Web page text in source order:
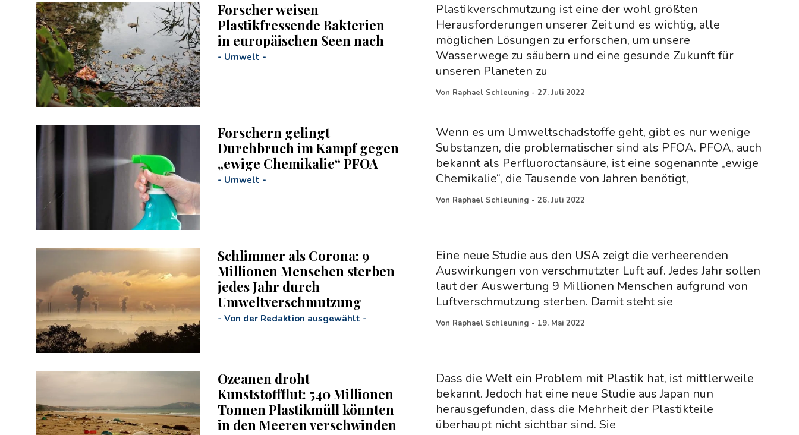
Forscher weisen
Plastikfressende Bakterien
in europäischen Seen nach
- Umwelt -
Plastikverschmutzung ist eine der wohl größten
Herausforderungen unserer Zeit und es wichtig, alle
möglichen Lösungen zu erforschen, um unsere
Wasserwege zu säubern und eine gesunde Zukunft für
unseren Planeten zu
Von Raphael Schleuning - 27. Juli 2022
Forschern gelingt
Durchbruch im Kampf gegen
„ewige Chemikalie“ PFOA
- Umwelt -
Wenn es um Umweltschadstoffe geht, gibt es nur wenige
Substanzen, die problematischer sind als PFOA. PFOA, auch
bekannt als Perfluoroctansäure, ist eine sogenannte „ewige
Chemikalie“, die Tausende von Jahren benötigt,
Von Raphael Schleuning - 26. Juli 2022
Schlimmer als Corona: 9
Millionen Menschen sterben
jedes Jahr durch
Umweltverschmutzung
- Von der Redaktion ausgewählt -
Eine neue Studie aus den USA zeigt die verheerenden
Auswirkungen von verschmutzter Luft auf. Jedes Jahr sollen
laut der Auswertung 9 Millionen Menschen aufgrund von
Luftverschmutzung sterben. Damit steht sie
Von Raphael Schleuning - 19. Mai 2022
Ozeanen droht
Kunststoffflut: 540 Millionen
Tonnen Plastikmüll könnten
in den Meeren verschwinden
Dass die Welt ein Problem mit Plastik hat, ist mittlerweile
bekannt. Jedoch hat eine neue Studie aus Japan nun
herausgefunden, dass die Mehrheit der Plastikteile
überhaupt nicht sichtbar sind. Sie